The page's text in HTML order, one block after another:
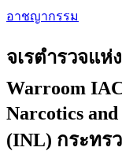
Skip
content
อาชญากรรม
จเรตำรวจแ
Warroom
Narcotics
(INL) กระทร